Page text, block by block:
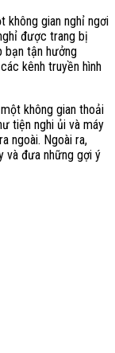
không gian nghỉ ngơi
được trang bị
bạn tận hưởng
kênh truyền hình
không gian thoải
tiện nghi ủi và máy
ngoài. Ngoài ra,
và đưa những gợi ý